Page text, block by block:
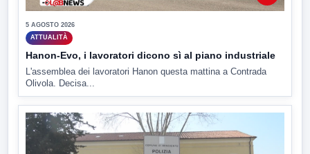
5 AGOSTO 2026
ATTUALITÀ
Hanon-Evo, i lavoratori dicono sì al piano industriale
L'assemblea dei lavoratori Hanon questa mattina a Contrada
Olivola. Decisa...